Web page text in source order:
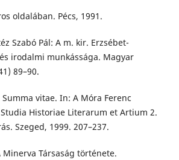
oldalában. Pécs, 1991.
Szabó Pál: A m. kir. Erzsébet-
irodalmi munkássága. Magyar
89–90.
Summa vitae. In: A Móra Ferenc
Historiae Literarum et Artium 2.
Szeged, 1999. 207–237.
Minerva Társaság története.